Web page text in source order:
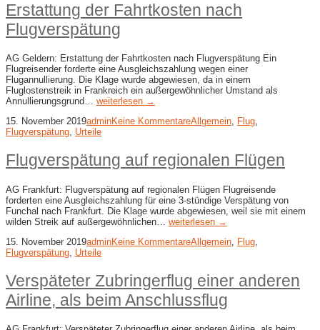
Erstattung der Fahrtkosten nach
Flugverspätung
AG Geldern: Erstattung der Fahrtkosten nach Flugverspätung Ein
Flugreisender forderte eine Ausgleichszahlung wegen einer
Flugannullierung. Die Klage wurde abgewiesen, da in einem
Fluglostenstreik in Frankreich ein außergewöhnlicher Umstand als
Annullierungsgrund… weiterlesen →
15. November 2019adminKeine KommentareAllgemein, Flug,
Flugverspätung, Urteile
Flugverspätung auf regionalen Flügen
AG Frankfurt: Flugverspätung auf regionalen Flügen Flugreisende
forderten eine Ausgleichszahlung für eine 3-stündige Verspätung von
Funchal nach Frankfurt. Die Klage wurde abgewiesen, weil sie mit einem
wilden Streik auf außergewöhnlichen… weiterlesen →
15. November 2019adminKeine KommentareAllgemein Flug
Flugverspätung Urteile
Verspäteter Zubringerflug einer anderen
Airline, als beim Anschlussflug